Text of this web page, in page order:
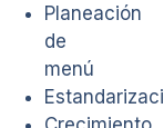
Planeación
de
menú